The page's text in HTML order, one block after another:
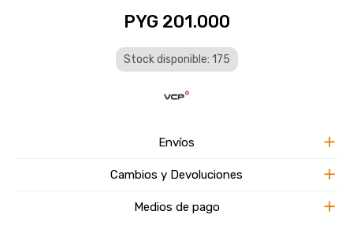
PYG 201.000
Stock disponible: 175
Envíos
Cambios y Devoluciones
Medios de pago